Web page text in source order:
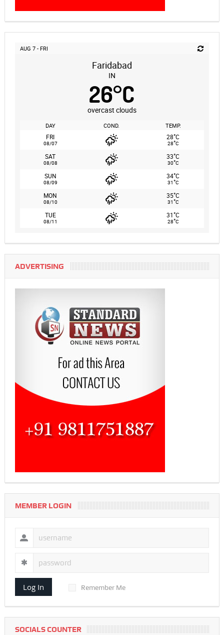
AUG 7 - FRI
Faridabad
IN
26°C
overcast clouds
DAY COND. TEMP.
FRI
08/07
28°C
28°C
SAT
08/08
33°C
30°C
SUN
08/09
34°C
31°C
MON
08/10
35°C
31°C
TUE
08/11
31°C
28°C
ADVERTISING
MEMBER LOGIN
Log In Remember Me
SOCIALS COUNTER